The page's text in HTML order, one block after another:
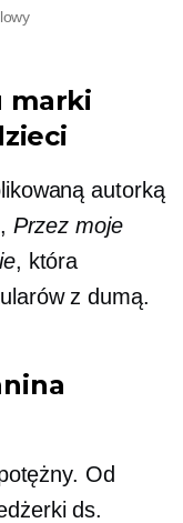
marki
autorką
Przez moje
, która
z dumą.
Od
ds.